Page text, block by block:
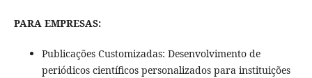
PARA EMPRESAS:
Publicações Customizadas: Desenvolvimento de
periódicos científicos personalizados para instituições